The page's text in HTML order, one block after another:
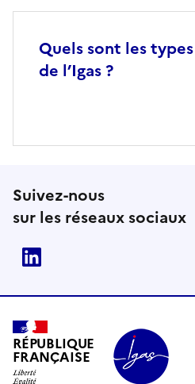
Quels sont les
de l’Igas ?
Suivez-nous
sur les réseaux sociaux
RÉPUBLIQUE
FRANÇAISE